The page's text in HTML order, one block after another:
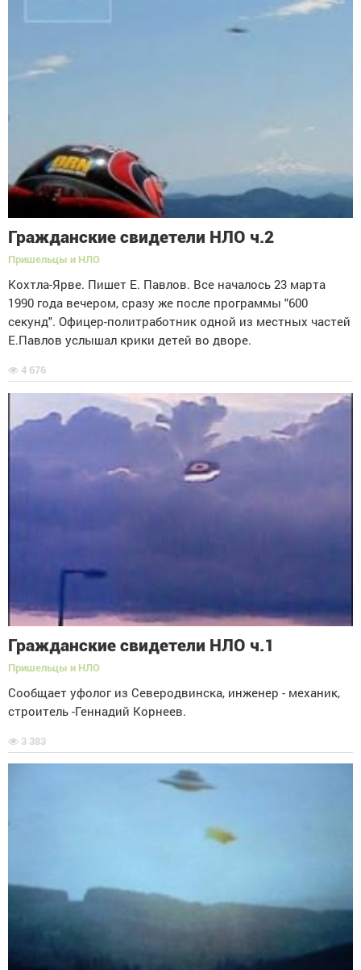
Гражданские свидетели НЛО ч.2
Пришельцы и НЛО
Кохтла-Ярве. Пишет Е. Павлов. Все началось 23 марта
1990 года вечером, сразу же после программы "600
секунд". Офицер-политработник одной из местных частей
Е.Павлов услышал крики детей во дворе.
4 676
Гражданские свидетели НЛО ч.1
Пришельцы и НЛО
Сообщает уфолог из Северодвинска, инженер - механик,
строитель -Геннадий Корнеев.
3 383